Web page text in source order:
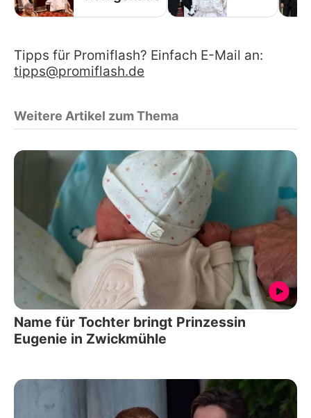
Tipps für Promiflash? Einfach E-Mail an:
tipps@promiflash.de
Weitere Artikel zum Thema
Name für Tochter bringt Prinzessin
Eugenie in Zwickmühle